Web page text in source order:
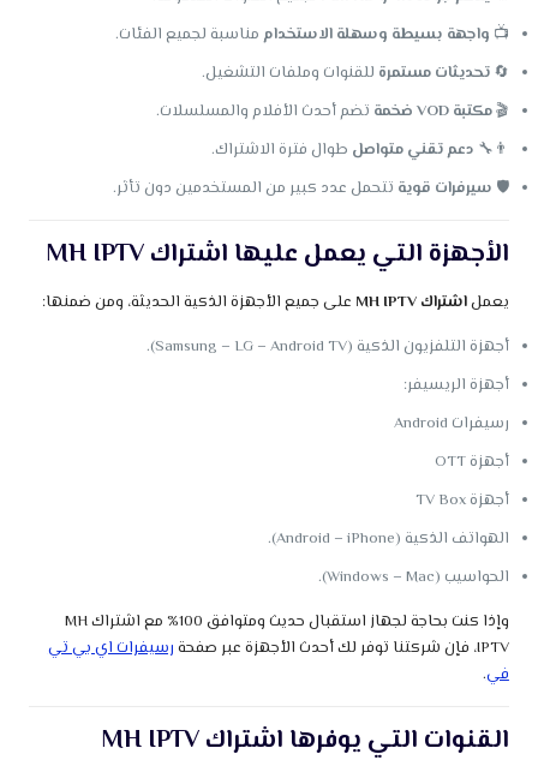
📺 واجهة بسيطة وسهلة الاستخدام مناسبة لجميع الفئات.
🔄تحديثات مستمرة للقنوات وملفات التشغيل.
🎬مكتبة VOD ضخمة
تضم أحدث الأفلام والمسلسلات.
👨‍🔧 دعم تقني متواصل طوال فترة الاشتراك.
🛡️ سيرفرات قوية تتحمل عدد كبير من المستخدمين دون تأثر.
الأجهزة التي يعمل عليها اشتراك MH IPTV
يعملاشتراك MH IPTV
على جميع الأجهزة الذكية الحديثة، ومن ضمنها:
أجهزة التلفزيون الذكية (Samsung – LG – Android TV).
أجهزة الريسيفر:
رسيفرات Android
أجهزة OTT
أجهزة TV Box
الهواتف الذكية (Android – iPhone).
الحواسيب (Windows – Mac).
وإذا كنت بحاجة لجهاز استقبال حديث ومتوافق 100% مع اشتراك MH
IPTV، فإن شركتنا توفر لك أحدث الأجهزة عبر صفحة
رسيفرات اي بي تي
في.
القنوات التي يوفرها اشتراك MH IPTV